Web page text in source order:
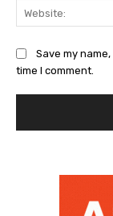
Save my
time I comment.